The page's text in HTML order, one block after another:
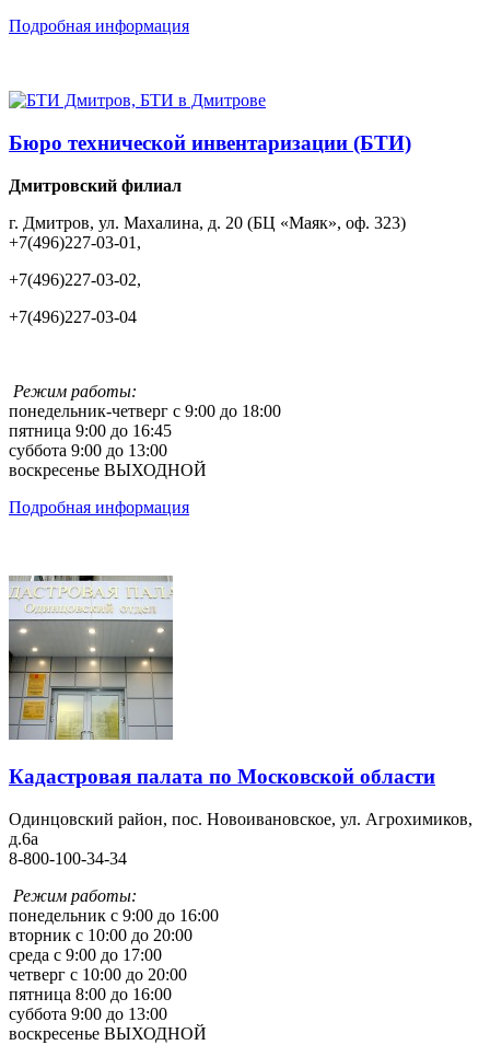
Подробная информация
Бюро технической инвентаризации (БТИ)
Дмитровский филиал
г. Дмитров, ул. Махалина, д. 20 (БЦ «Маяк», оф. 323)
+7(496)227-03-01,
+7(496)227-03-02,
+7(496)227-03-04
Режим работы:
понедельник-четверг с 9:00 до 18:00
пятница 9:00 до 16:45
суббота 9:00 до 13:00
воскресенье ВЫХОДНОЙ
Подробная информация
Кадастровая палата по Московской области
Одинцовский район, пос. Новоивановское, ул. Агрохимиков,
д.6а
8-800-100-34-34
Режим работы:
понедельник с 9:00 до 16:00
вторник с 10:00 до 20:00
среда с 9:00 до 17:00
четверг с 10:00 до 20:00
пятница 8:00 до 16:00
суббота 9:00 до 13:00
воскресенье ВЫХОДНОЙ